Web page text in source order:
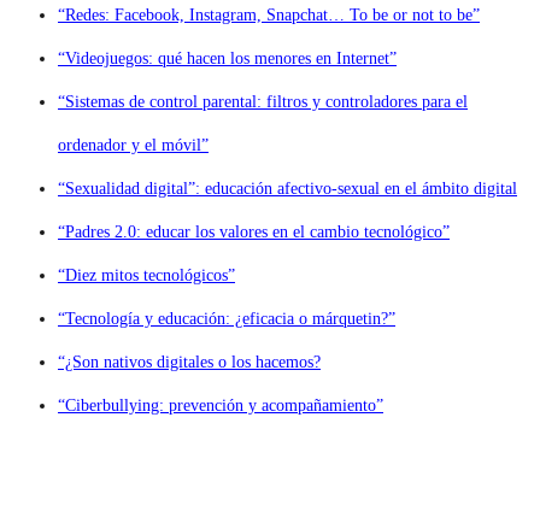
“Redes: Facebook, Instagram, Snapchat… To be or not to be”
“Videojuegos: qué hacen los menores en Internet”
“Sistemas de control parental: filtros y controladores para el
ordenador y el móvil”
“Sexualidad digital”: educación afectivo-sexual en el ámbito digital
“Padres 2.0: educar los valores en el cambio tecnológico”
“Diez mitos tecnológicos”
“Tecnología y educación: ¿eficacia o márquetin?”
“¿Son nativos digitales o los hacemos?
“Ciberbullying: prevención y acompañamiento”